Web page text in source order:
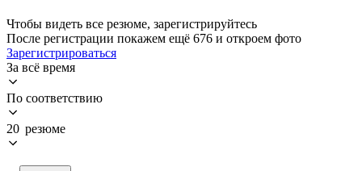
Чтобы видеть все резюме, зарегистрируйтесь
После регистрации покажем ещё 676 и откроем фото
Зарегистрироваться
За всё время
По соответствию
20 резюме